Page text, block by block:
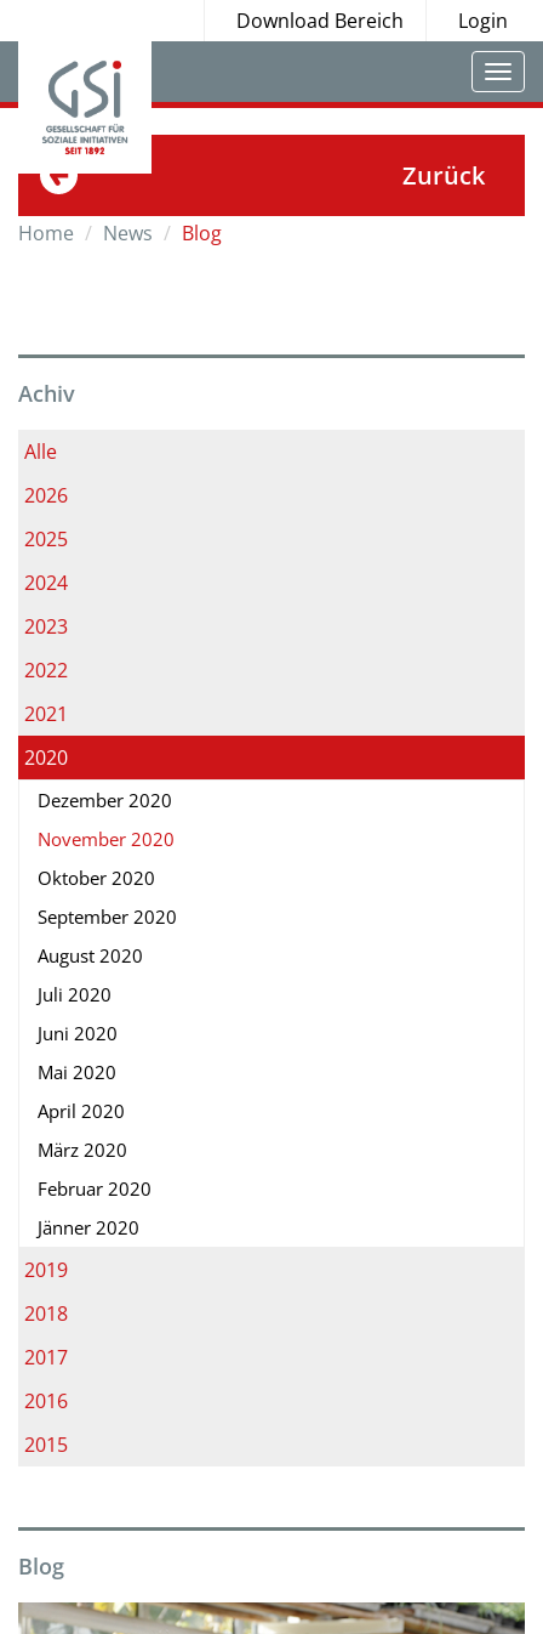
Download Bereich Login
Zurück
Home News Blog
Achiv
Alle
2026
2025
2024
2023
2022
2021
2020
Dezember 2020
November 2020
Oktober 2020
September 2020
August 2020
Juli 2020
Juni 2020
Mai 2020
April 2020
März 2020
Februar 2020
Jänner 2020
2019
2018
2017
2016
2015
Blog